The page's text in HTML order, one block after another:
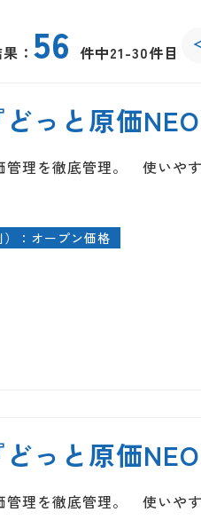
： 56 件中21-30件目
っと原価NEO
管理を徹底管理。 使いや
：オープン価格
っと原価NEO
管理を徹底管理。 使いや